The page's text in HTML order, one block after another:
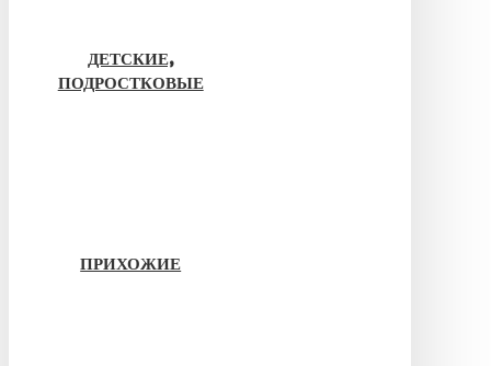
ДЕТСКИЕ,
ПОДРОСТКОВЫЕ
ПРИХОЖИЕ